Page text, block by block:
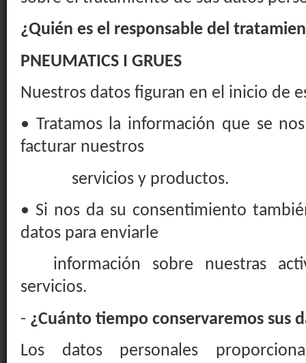
¿Quién es el responsable del
PNEUMATICS I GRUES
Nuestros datos figuran en el inicio de
• Tratamosla información que se
facturar nuestros
servicios y productos.
• Si nos da su consentimiento
datos para enviarle
información sobre nuestras
servicios.
- ¿Cuánto tiempo conservaremos sus
Los datos personales